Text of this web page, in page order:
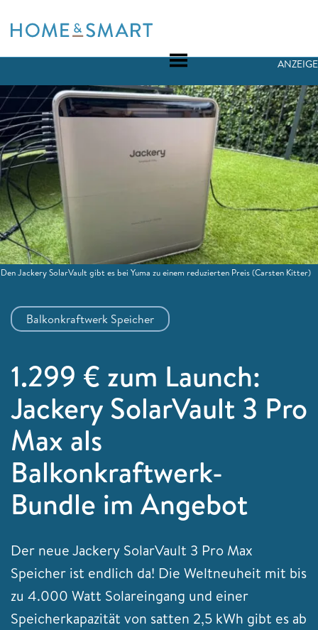
to
Balkonkraftwerk Speicher
ANZEIGE
1.299 € zum Launch:
Jackery SolarVault 3 Pro
Max als
Balkonkraftwerk-
Bundle im Angebot
Der neue Jackery SolarVault 3 Pro Max
Speicher ist endlich da! Die Weltneuheit mit bis
zu 4.000 Watt Solareingang und einer
Speicherkapazität von satten 2,5 kWh gibt es ab
Den Jackery SolarVault gibt es bei Yuma zu einem reduzierten Preis(Carsten Kitter)